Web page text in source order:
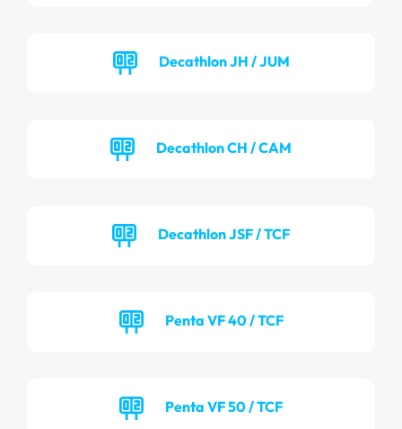
Decathlon JH / JUM
Decathlon CH / CAM
Decathlon JSF / TCF
Penta VF 40 / TCF
Penta VF 50 / TCF